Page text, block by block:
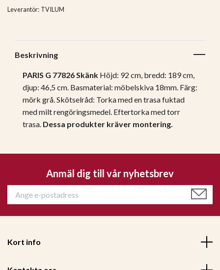
Leverantör: TVILUM
Beskrivning
PARIS G 77826 Skänk Höjd: 92 cm, bredd: 189 cm,
djup: 46,5 cm. Basmaterial: möbelskiva 18mm. Färg:
mörk grå. Skötselråd: Torka med en trasa fuktad
med milt rengöringsmedel. Eftertorka med torr
trasa. Dessa produkter kräver montering.
Anmäl dig till vår nyhetsbrev
Kort info